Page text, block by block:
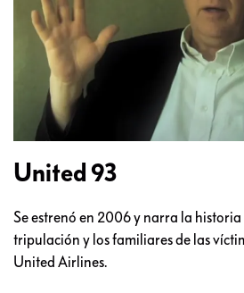
United 93
Se estrenó en 2006 y narra la historia
tripulación y los familiares de las
United Airlines.